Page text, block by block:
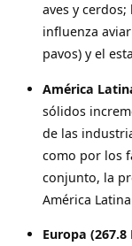
aves y
influenza
pavos) y el
América
sólidos
de las
como por los
conjunto, la
América
Europa (267.8